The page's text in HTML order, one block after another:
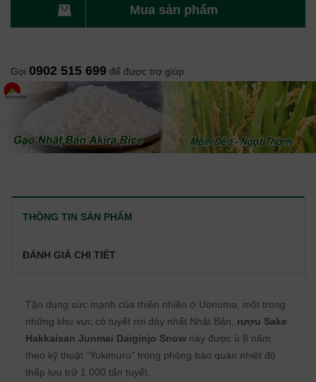
Mua sản phẩm
Gọi 0902 515 699 để được trợ giúp
THÔNG TIN SẢN PHẨM
ĐÁNH GIÁ CHI TIẾT
Tận dụng sức mạnh của thiên nhiên ở Uonuma, một trong
những khu vực có tuyết rơi dày nhất Nhật Bản, rượu Sake
Hakkaisan Junmai Daiginjo Snow này được ủ 8 năm
theo kỹ thuật "Yukimuro" trong phòng bảo quản nhiệt độ
thấp lưu trữ 1.000 tấn tuyết.